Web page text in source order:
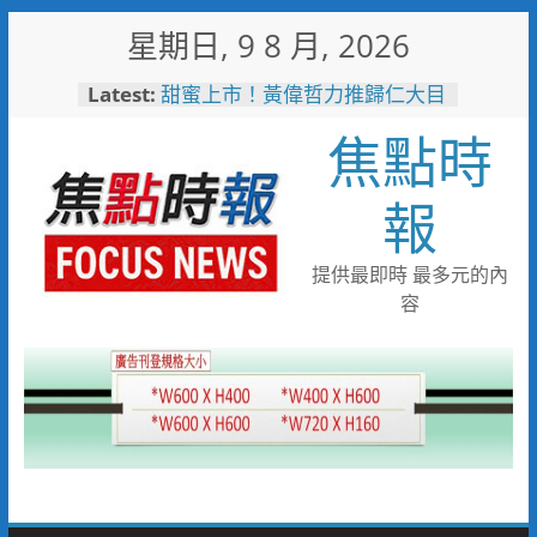
星期日, 9 8 月, 2026
Latest: 甜蜜上市！黃偉哲力推歸仁大目
臺鐵高雄機廠變身全台最大免費
樂園 陳其邁:保存百年產業記
憶！
「火車醫院」變身親子天堂！高
雄親子遊樂園開幕首日人潮爆棚
「高雄親子樂園」爆紅！全臺最
大免費園區首日吸三萬人朝聖
起於無心成於熱愛 王貴嬋現代
水墨個展
焦點時
報
提供最即時 最多元的內
容